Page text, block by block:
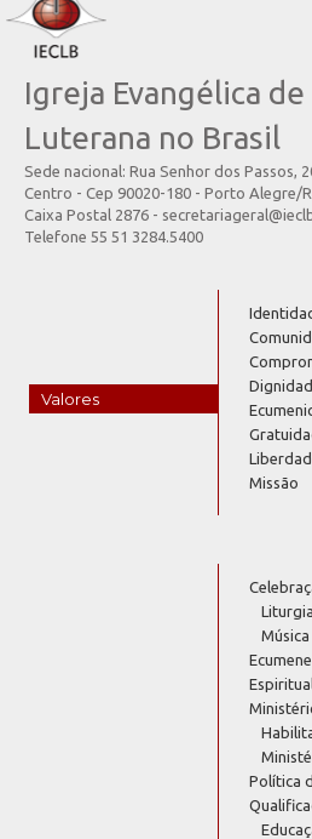
Igreja Evangélica
Luterana no Brasil
Sede nacional: Rua Senhor dos Passos,
Centro - Cep 90020-180 - Porto Alegre/
Caixa Postal 2876 -
Telefone 55 51 3284.5400
Valores
Missão
Liturgia
Música
Ecumene
Política